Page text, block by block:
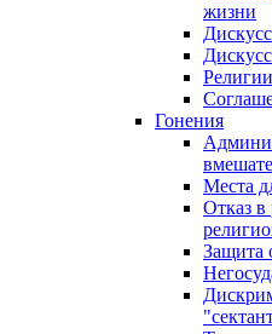
жизни
Гонения
Места
Отказ в
Защита